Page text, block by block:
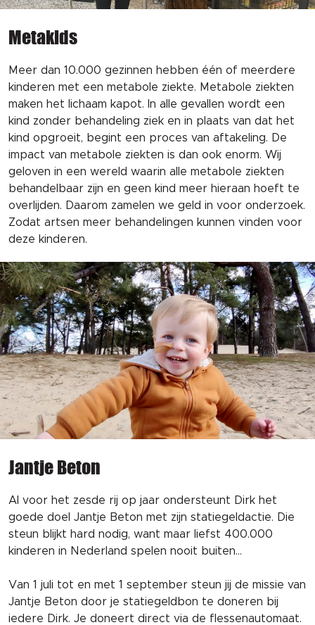
Metakids
Meer dan 10.000 gezinnen hebben één of meerdere
kinderen met een metabole ziekte. Metabole ziekten
maken het lichaam kapot. In alle gevallen wordt een
kind zonder behandeling ziek en in plaats van dat het
kind opgroeit, begint een proces van aftakeling. De
impact van metabole ziekten is dan ook enorm. Wij
geloven in een wereld waarin alle metabole ziekten
behandelbaar zijn en geen kind meer hieraan hoeft te
overlijden. Daarom zamelen we geld in voor onderzoek.
Zodat artsen meer behandelingen kunnen vinden voor
deze kinderen.
Jantje Beton
Al voor het zesde rij op jaar ondersteunt Dirk het
goede doel Jantje Beton met zijn statiegeldactie. Die
steun blijkt hard nodig, want maar liefst 400.000
kinderen in Nederland spelen nooit buiten...
Van 1 juli tot en met 1 september steun jij de missie van
Jantje Beton door je statiegeldbon te doneren bij
iedere Dirk. Je doneert direct via de flessenautomaat.